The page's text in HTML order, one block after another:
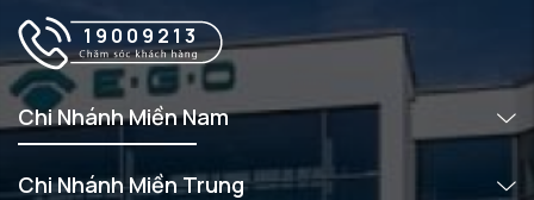
19009213
Chi Nhánh Miền Nam
Chi Nhánh Miền Trung